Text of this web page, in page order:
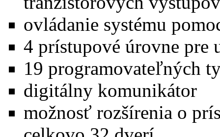
ovládanie systému
4 prístupové úrovne pre
19 programovateľných
digitálny komunikátor
možnosť rozšírenia o